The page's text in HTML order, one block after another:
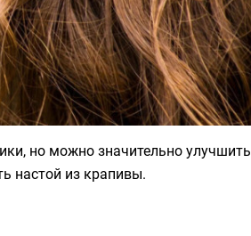
но можно значительно улучшить
настой из крапивы.